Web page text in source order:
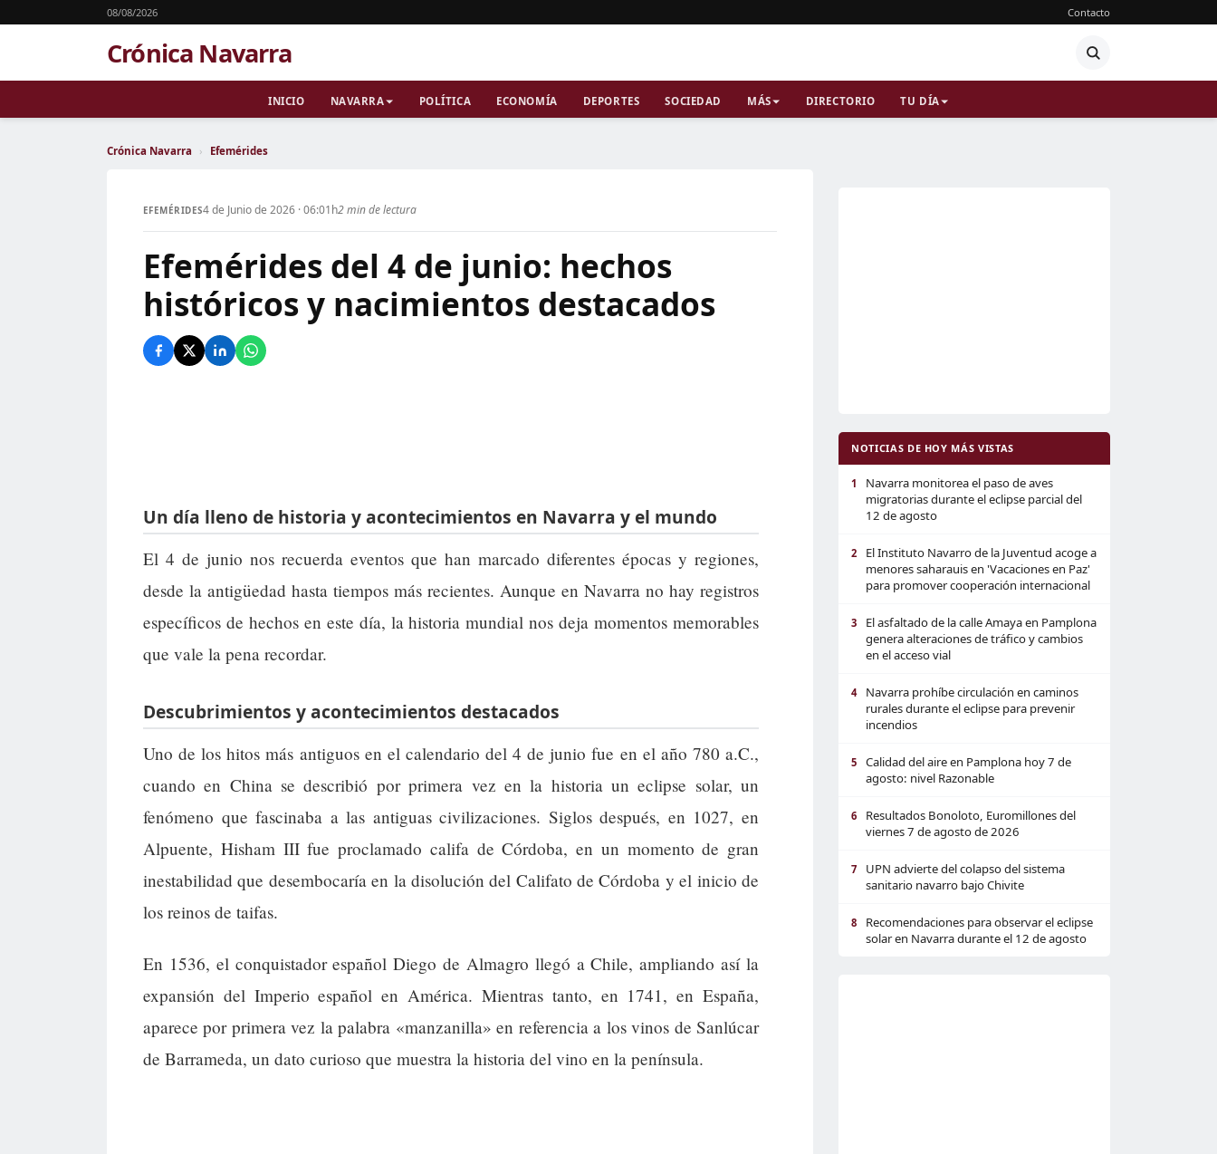
08/08/2026 Contacto
Crónica Navarra
INICIO NAVARRA POLÍTICA ECONOMÍA DEPORTES SOCIEDAD MÁS DIRECTORIO TU DÍA
Crónica Navarra › Efemérides
EFEMÉRIDES4 de Junio de 2026 · 06:01h2 min de lectura
Efemérides del 4 de junio: hechos
históricos y nacimientos destacados
Un día lleno de historia y acontecimientos en Navarra y el mundo
El 4 de junio nos recuerda eventos que han marcado diferentes épocas y regiones,
desde la antigüedad hasta tiempos más recientes. Aunque en Navarra no hay registros
específicos de hechos en este día, la historia mundial nos deja momentos memorables
que vale la pena recordar.
Descubrimientos y acontecimientos destacados
Uno de los hitos más antiguos en el calendario del 4 de junio fue en el año 780 a.C.,
cuando en China se describió por primera vez en la historia un eclipse solar, un
fenómeno que fascinaba a las antiguas civilizaciones. Siglos después, en 1027, en
Alpuente, Hisham III fue proclamado califa de Córdoba, en un momento de gran
inestabilidad que desembocaría en la disolución del Califato de Córdoba y el inicio de
los reinos de taifas.
En 1536, el conquistador español Diego de Almagro llegó a Chile, ampliando así la
expansión del Imperio español en América. Mientras tanto, en 1741, en España,
aparece por primera vez la palabra «manzanilla» en referencia a los vinos de Sanlúcar
de Barrameda, un dato curioso que muestra la historia del vino en la península.
NOTICIAS DE HOY MÁS VISTAS
1
Navarra monitorea el paso de aves
migratorias durante el eclipse parcial del
12 de agosto
2
El Instituto Navarro de la Juventud acoge a
menores saharauis en 'Vacaciones en Paz'
para promover cooperación internacional
3
El asfaltado de la calle Amaya en Pamplona
genera alteraciones de tráfico y cambios
en el acceso vial
4
Navarra prohíbe circulación en caminos
rurales durante el eclipse para prevenir
incendios
5
Calidad del aire en Pamplona hoy 7 de
agosto: nivel Razonable
6
Resultados Bonoloto, Euromillones del
viernes 7 de agosto de 2026
7
UPN advierte del colapso del sistema
sanitario navarro bajo Chivite
8
Recomendaciones para observar el eclipse
solar en Navarra durante el 12 de agosto